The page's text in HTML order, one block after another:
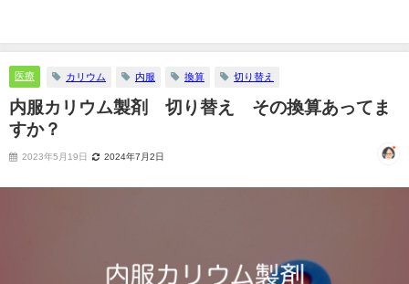
医療 カリウム 内服 換算 切り替え
内服カリウム製剤 切り替え その換算あってま
すか？
2023年5月19日 2024年7月2日